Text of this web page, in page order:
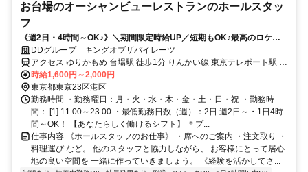
お台場のオーシャンビューレストランのホールスタッ
フ
《週2日・4時間～OK♪》＼期間限定時給UP／短期もOK♪最高のロケー
ションでリゾバ気分♪絶品まかないあり！【ピアスOK】
DDグループ キングオブザパイレーツ
アクセス ゆりかもめ 台場駅 徒歩1分 りんかい線 東京テレポート駅 徒
歩5分
時給1,600円～2,000円
東京都東京23区港区
勤務時間 ・勤務曜日：月・火・水・木・金・土・日・祝 ・勤務時
間： [1] 11:00～23:00 ・最低勤務日数（週）：2日 週2日～・1日4時
間～OK！ 【あなたらしく働けるシフト】 ＊プ...
仕事内容 《ホールスタッフのお仕事》 ・席へのご案内 ・注文取り ・
料理運び など。 他のスタッフと協力しながら、 お客様にとって居心
地の良い空間を 一緒に作っていきましょう。 《経験を活かしてさ...